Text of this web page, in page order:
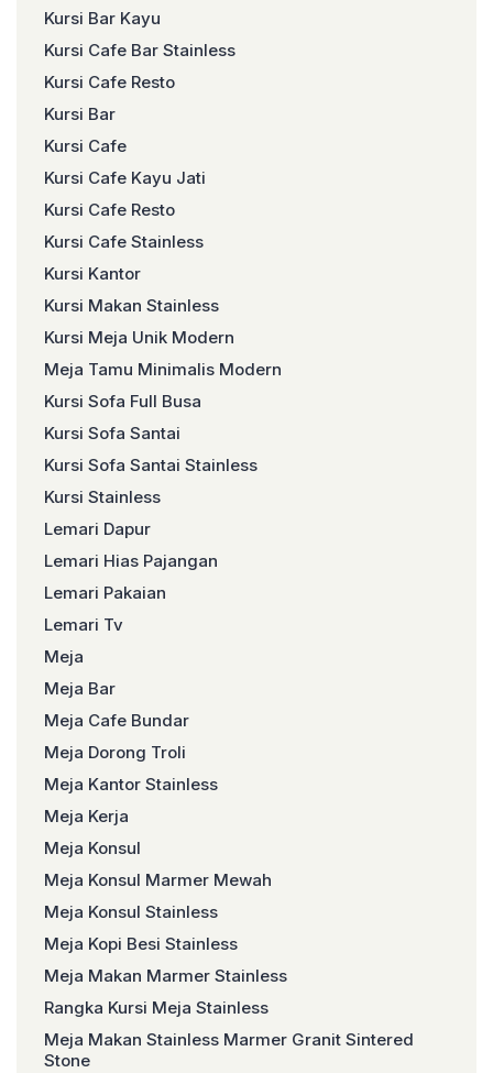
Kursi Bar Kayu
Kursi Cafe Bar Stainless
Kursi Cafe Resto
Kursi Bar
Kursi Cafe
Kursi Cafe Kayu Jati
Kursi Cafe Resto
Kursi Cafe Stainless
Kursi Kantor
Kursi Makan Stainless
Kursi Meja Unik Modern
Meja Tamu Minimalis Modern
Kursi Sofa Full Busa
Kursi Sofa Santai
Kursi Sofa Santai Stainless
Kursi Stainless
Lemari Dapur
Lemari Hias Pajangan
Lemari Pakaian
Lemari Tv
Meja
Meja Bar
Meja Cafe Bundar
Meja Dorong Troli
Meja Kantor Stainless
Meja Kerja
Meja Konsul
Meja Konsul Marmer Mewah
Meja Konsul Stainless
Meja Kopi Besi Stainless
Meja Makan Marmer Stainless
Rangka Kursi Meja Stainless
Meja Makan Stainless Marmer Granit Sintered
Stone